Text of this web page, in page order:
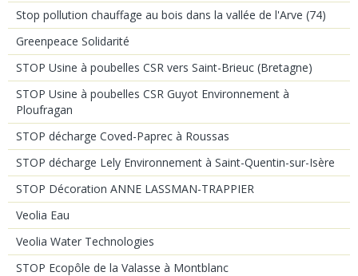
Stop pollution chauffage au bois dans la vallée de l'Arve (74)
Greenpeace Solidarité
STOP Usine à poubelles CSR vers Saint-Brieuc (Bretagne)
STOP Usine à poubelles CSR Guyot Environnement à
Ploufragan
STOP décharge Coved-Paprec à Roussas
STOP décharge Lely Environnement à Saint-Quentin-sur-Isère
STOP Décoration ANNE LASSMAN-TRAPPIER
Veolia Eau
Veolia Water Technologies
STOP Ecopôle de la Valasse à Montblanc